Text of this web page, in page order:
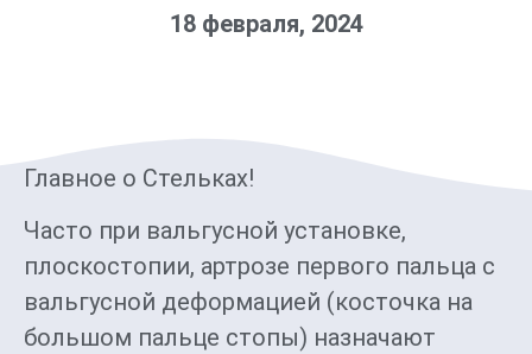
18 февраля, 2024
Главное о Стельках!
Часто при вальгусной установке,
плоскостопии, артрозе первого пальца с
вальгусной деформацией (косточка на
большом пальце стопы) назначают